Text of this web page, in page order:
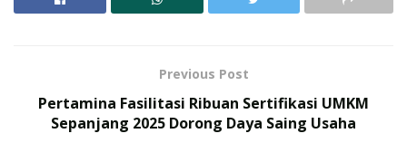
Previous Post
Pertamina Fasilitasi Ribuan Sertifikasi UMKM
Sepanjang 2025 Dorong Daya Saing Usaha